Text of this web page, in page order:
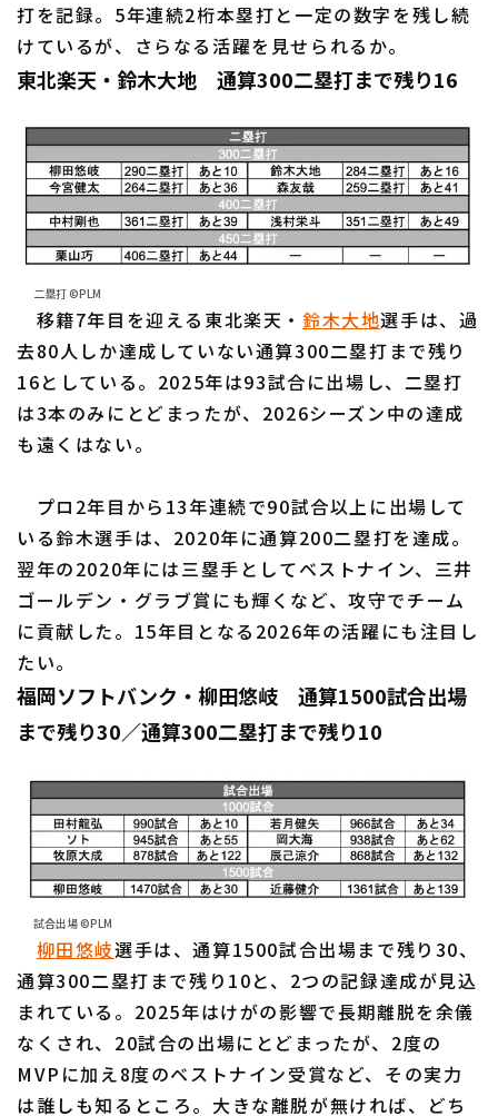
打を記録。5年連続2桁本塁打と一定の数字を残し続
けているが、さらなる活躍を見せられるか。
東北楽天・鈴木大地 通算300二塁打まで残り16
二塁打 ©PLM
移籍7年目を迎える東北楽天・鈴木大地選手は、過
去80人しか達成していない通算300二塁打まで残り
16としている。2025年は93試合に出場し、二塁打
は3本のみにとどまったが、2026シーズン中の達成
も遠くはない。
プロ2年目から13年連続で90試合以上に出場して
いる鈴木選手は、2020年に通算200二塁打を達成。
翌年の2020年には三塁手としてベストナイン、三井
ゴールデン・グラブ賞にも輝くなど、攻守でチーム
に貢献した。15年目となる2026年の活躍にも注目し
たい。
福岡ソフトバンク・柳田悠岐 通算1500試合出場
まで残り30／通算300二塁打まで残り10
試合出場 ©PLM
柳田悠岐選手は、通算1500試合出場まで残り30、
通算300二塁打まで残り10と、2つの記録達成が見込
まれている。2025年はけがの影響で長期離脱を余儀
なくされ、20試合の出場にとどまったが、2度の
MVPに加え8度のベストナイン受賞など、その実力
は誰しも知るところ。大きな離脱が無ければ、どち